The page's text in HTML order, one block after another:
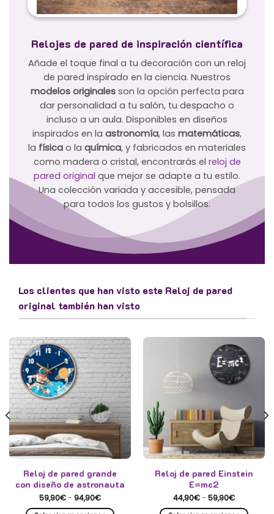
Relojes de pared de inspiración científica
Añade el toque final a tu decoración con un reloj
de pared inspirado en la ciencia. Nuestros
modelos originalesson la opción perfecta para
dar personalidad a tu salón, tu despacho o
incluso a un aula. Disponibles en diseños
inspirados en la astronomía, las matemáticas,
la física o la química, y fabricados en materiales
como madera o cristal, encontrarás el reloj de
pared original que mejor se adapte a tu estilo.
Una colección variada y accesible, pensada
para todos los gustos y bolsillos.
Los clientes que han visto este Reloj de pared
original también han visto
Reloj de pared grande
con diseño de astronauta
59,90€- 94,90€Rango
precios:
Reloj de pared Einstein
E=mc2
44,90€- 59,90€Rango
precios: